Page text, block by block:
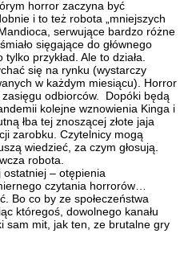
horror zaczyna być
i to też robota „mniejszych
serwujące bardzo różne
sięgające do głównego
przykład. Ale to działa.
się na rynku (wystarczy
w każdym miesiącu). Horror
odbiorców. Dopóki będą
kolejne wznowienia Kinga i
łba tej znoszącej złote jaja
zarobku. Czytelnicy mogą
wiedzieć, za czym głosują.
robota.
ostatniej – otępienia
czytania horrorów…
Bo co by ze społeczeństwa
któregoś, dowolnego kanału
sam mit, jak ten, ze brutalne gry